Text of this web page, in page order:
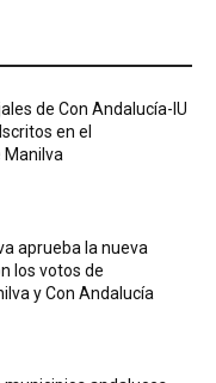
de Con Andalucía-IU
en el
aprueba la nueva
los votos de
y Con Andalucía